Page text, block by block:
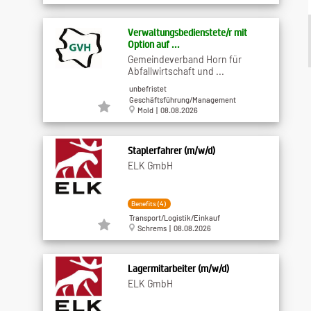
Verwaltungsbedienstete/r mit
Option auf ...
Gemeindeverband Horn für
Abfallwirtschaft und ...
unbefristet
Geschäftsführung/Management
Mold | 08.08.2026
Staplerfahrer (m/w/d)
ELK GmbH
Benefits (4)
Transport/Logistik/Einkauf
Schrems | 08.08.2026
Lagermitarbeiter (m/w/d)
ELK GmbH